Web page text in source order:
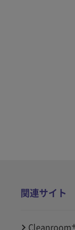
関連サイト
Cleanroom